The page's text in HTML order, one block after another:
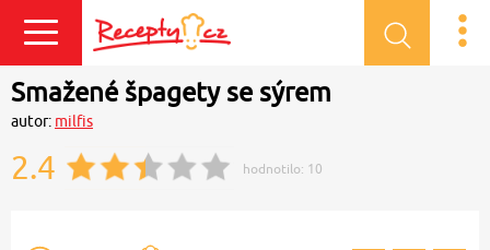
Přihlásit se
Smažené špagety se sýrem
autor: milfis
2.4 hodnotilo: 10